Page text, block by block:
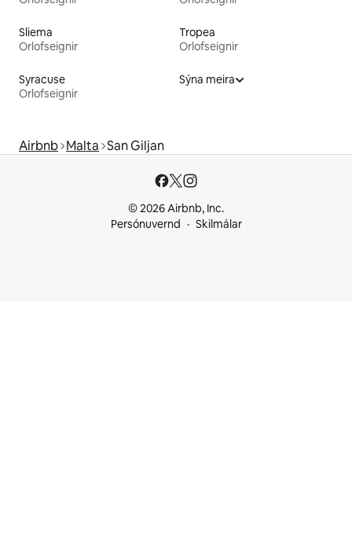
Sliema
Orlofseignir
Tropea
Orlofseignir
Syracuse
Orlofseignir
Sýna meira
Airbnb Malta San Giljan
© 2026 Airbnb, Inc.
Persónuvernd
Skilmálar